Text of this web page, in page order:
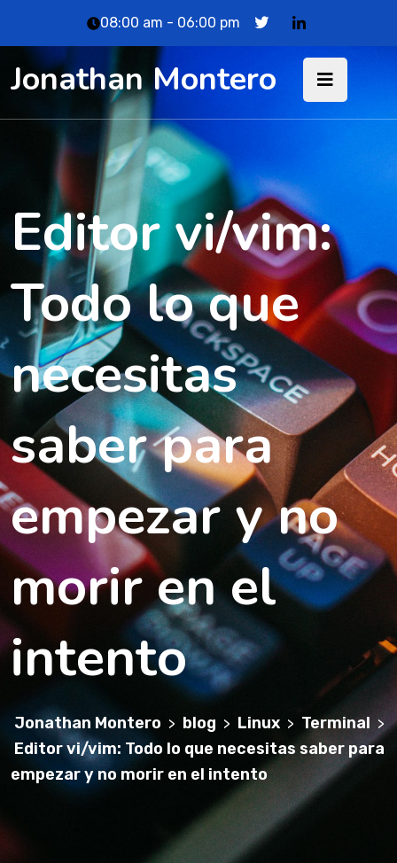
08:00 am - 06:00 pm
Jonathan Montero
Editor vi/vim:
Todo lo que
necesitas
saber para
empezar y no
morir en el
intento
Jonathan Montero > blog > Linux > Terminal >
Editor vi/vim: Todo lo que necesitas saber para
empezar y no morir en el intento